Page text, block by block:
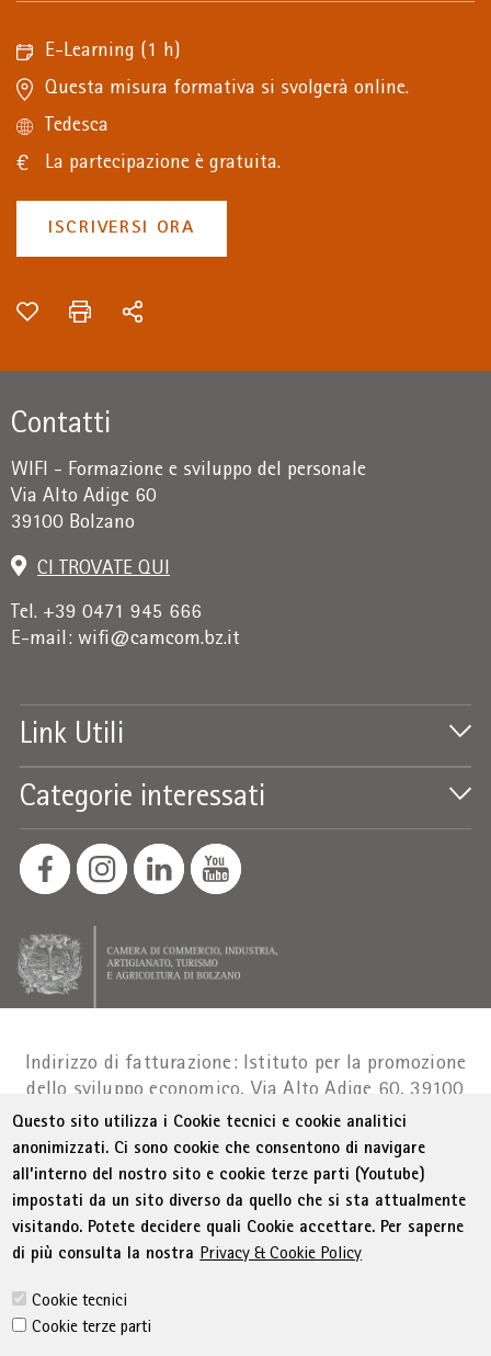
E-Learning (1 h)
Questa misura formativa si svolgerà online.
Tedesca
La partecipazione è gratuita.
ISCRIVERSI ORA
Contatti
WIFI - Formazione e sviluppo del personale
Via Alto Adige 60
39100 Bolzano
CI TROVATE QUI
Tel. +39 0471 945 666
E-mail: wifi@camcom.bz.it
Link Utili
Categorie interessati
Indirizzo di fatturazione: Istituto per la promozione
dello sviluppo economico, Via Alto Adige 60, 39100
BolzanoPart. IVA 01716880214|administration-
as@bz.legalmail.camcom.it
Menu Footer
© WIFI Colophon Privacy
Condizioni generali
Dichiarazione sull'accessibilità
Sitemap
Amministrazione trasparente
Cookie Policy
Questo sito utilizza i Cookie tecnici e cookie analitici
anonimizzati. Ci sono cookie che consentono di navigare
all’interno del nostro sito e cookie terze parti (Youtube)
impostati da un sito diverso da quello che si sta attualmente
visitando. Potete decidere quali Cookie accettare. Per saperne
di più consulta la nostra Privacy & Cookie Policy
Cookie tecnici
Cookie terze parti